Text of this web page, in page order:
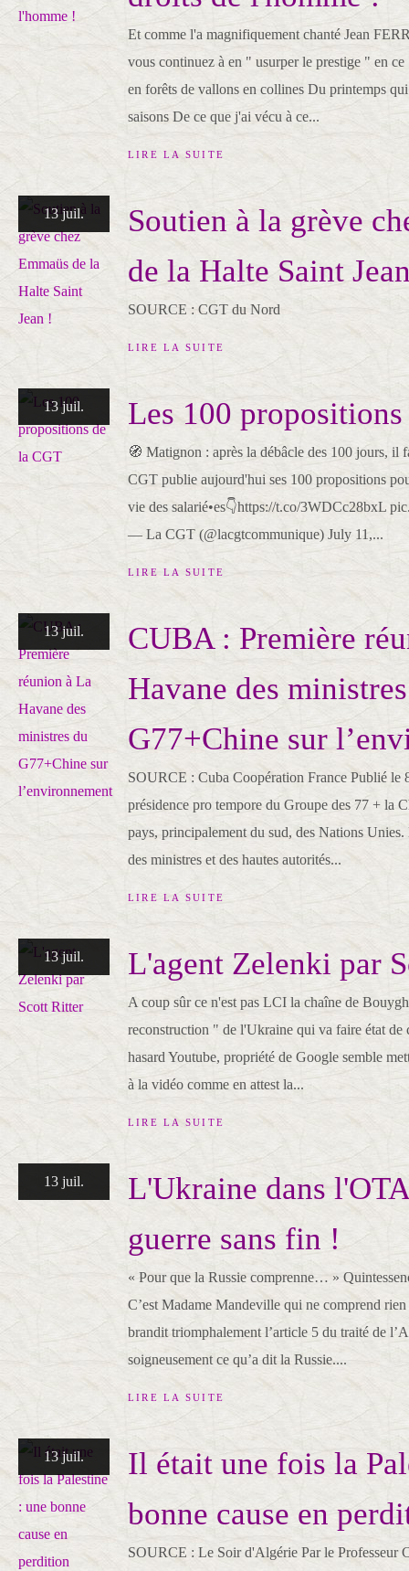
Et comme l'a magnifiquement chanté Jean
vous continuez à en " usurper le prestige " en
en forêts de vallons en collines Du printemps
saisons De ce que j'ai vécu à ce...
LIRE LA SUITE
13 juil.
Soutien à la grève
de la Halte Saint
SOURCE : CGT du Nord
LIRE LA SUITE
13 juil. Les 100
🧭 Matignon : après la débâcle des 100 jours, il
CGT publie aujourd'hui ses 100 propositions
vie des salarié•es👇https://t.co/3WDCc28bxL
— La CGT (@lacgtcommunique) July 11,...
LIRE LA SUITE
13 juil.
CUBA : Première
Havane des
G77+Chine sur
SOURCE : Cuba Coopération France Publié le
présidence pro tempore du Groupe des 77 + la
pays, principalement du sud, des Nations
des ministres et des hautes autorités...
LIRE LA SUITE
13 juil. L'agent Zelenki par
A coup sûr ce n'est pas LCI la chaîne de
reconstruction " de l'Ukraine qui va faire état de
hasard Youtube, propriété de Google semble
à la vidéo comme en attest la...
LIRE LA SUITE
13 juil.
L'Ukraine dans
guerre sans fin !
« Pour que la Russie comprenne… »
C’est Madame Mandeville qui ne comprend
brandit triomphalement l’article 5 du traité de
soigneusement ce qu’a dit la Russie....
LIRE LA SUITE
13 juil.
Il était une fois la
bonne cause en
SOURCE : Le Soir d'Algérie Par le Professeur